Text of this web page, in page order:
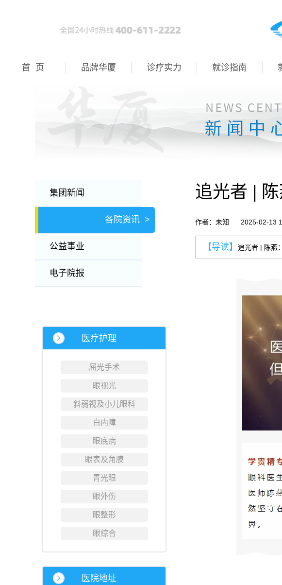
首 页 品牌华厦 诊疗实力 就诊指南
追光者 |
作者：未知 2025-02-13
【导读】 追光者 | 陈燕
集团新闻
各院资讯 >
公益事业
电子院报
医疗护理
屈光手术
眼视光
斜弱视及小儿眼科
白内障
眼底病
眼表及角膜
青光眼
眼外伤
眼整形
眼综合
医院地址